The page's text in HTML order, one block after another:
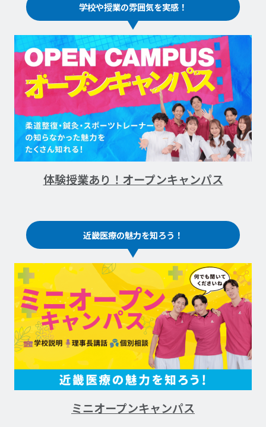
学校や授業の雰囲気を実感！
体験授業あり！オープンキャンパス
近畿医療の魅力を知ろう！
ミニオープンキャンパス